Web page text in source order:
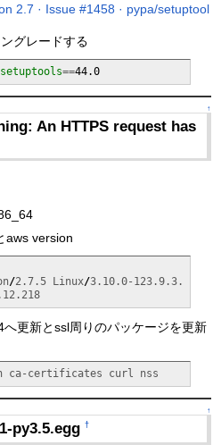
2.7 · Issue #1458 · pypa/setuptool
グレードする
setuptools==44.0
↑
An HTTPS request has
aws version
/2.7.5 Linux/3.10.0-123.9.3.
更新とssl周りのパッケージを更新
ca-certificates curl nss
↑
py3.5.egg†